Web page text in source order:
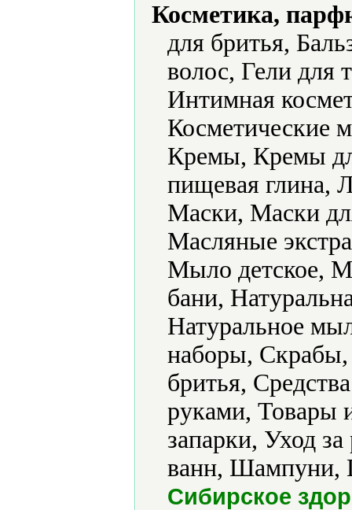
Косметика,
для бритья,
волос, Гели для
Интимная
Косметические
Кремы, Кремы
пищевая глина,
Маски, Маски
Масляные
Мыло детское,
бани,
Натуральное
наборы, Скрабы,
бритья,
руками, Товары
запарки, Уход
ванн, Шампуни,
Сибирское